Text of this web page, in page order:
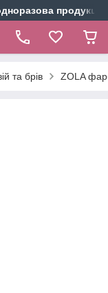
продукція
та брів ZOLA